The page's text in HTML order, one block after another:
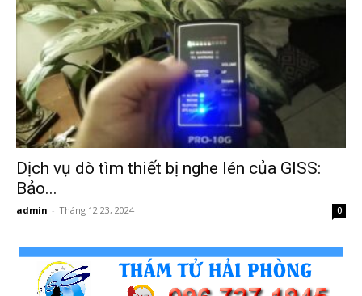
Hải
Phòng,
ThamDịch vụ dò tìm thiết bị nghe lén của GISS:
Bảo...
admin - Tháng 12 23, 2024 0